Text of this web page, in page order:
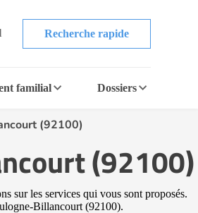
Recherche rapide
familial Dossiers
(92100)
(92100)
sur les services qui vous sont proposés.
Billancourt (92100).